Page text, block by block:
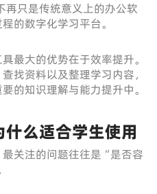
再只是传统意义上的办公软
的数字化学习平台。
最大的优势在于效率提升。
找资料以及整理学习内容，
的知识理解与能力提升中。
么适合学生使用
关注的问题往往是“是否容